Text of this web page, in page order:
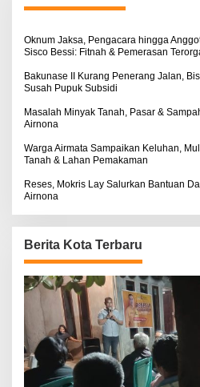
u
:Oknum Jaksa, Pengacara hingga
Sisco Bessi: Fitnah & Pemerasan
Bakunase II Kurang Penerang Jalan,
Susah Pupuk Subsidi
Masalah Minyak Tanah, Pasar &
Airnona
Warga Airmata Sampaikan Keluhan,
Tanah & Lahan Pemakaman
Reses, Mokris Lay Salurkan Bantuan
Airnona
Berita Kota Terbaru